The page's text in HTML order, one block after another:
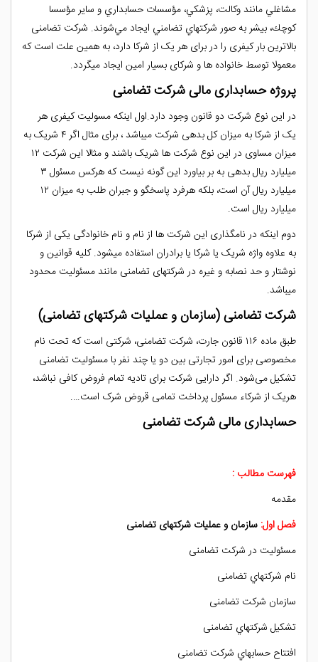
مشاغلي مانند وكالت، پزشكي، مؤسسات حسابداري و ساير مؤسسا
كوچك، بيشر به صور شركتهاي تضامني ايجاد مي‌شوند. شرکت تضامنی
بالاترین بار کیفری را در برای هر یک از شرکا دارد، به همین علت است که
معمولا توسط خانواده ها و شرکای بسیار امین ایجاد میگردد.
پروژه حسابداری مالی شرکت تضامنی
در این نوع شرکت دو قانون وجود دارد.اول اینکه مسولیت کیفری هر
یک از شرکا به میزان کل بدهی شرکت میباشد ، برای مثال اگر ۴ شریک به
میزان مساوی در این نوع شرکت ها شریک باشند و مثالا این شرکت ۱۲
میلیارد ریال بدهی به بر بیاورد این گونه نیست که هرکس مسئول ۳
میلیارد ریال آن است، بلکه هرفرد پاسخگو و جبران طلب به میزان ۱۲
میلیارد ریال است.
دوم اینکه در نامگذاری این شرکت ها از نام و نام خانوادگی یکی از شرکا
به علاوه واژه شریک یا شرکا یا برادران استفاده میشود. کلیه قوانین و
نوشتار و حد نصابه و غیره در شرکتهای تضامنی مانند مسئولیت محدود
میباشد.
شرکت تضامنی (سازمان و عملیات شرکتهای تضامنی)
طبق ماده ۱۱۶ قانون جارت، شرکت تضامنی، شرکتی است که تحت نام
مخصوصی برای امور تجارتی بین دو یا چند نفر با مسئولیت تضامنی
تشکیل می‌شود. اگر دارایی شرکت برای تادیه تمام فروض کافی نباشد،
هریک از شرکاء مسئول پرداخت تمامی قروض شرک است….
حسابداری مالی شرکت تضامنی
فهرست مطالب :
مقدمه
فصل اول: سازمان و عمليات شركتهای تضامنی
مسئوليت در شركت تضامنی
نام شركتهاي تضامنی
سازمان شركت تضامنی
تشكيل شركتهاي تضامنی
افتتاح حسابهاي شركت تضامنی